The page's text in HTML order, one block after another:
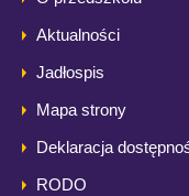
Aktualności
Jadłospis
Mapa strony
Deklaracja
RODO